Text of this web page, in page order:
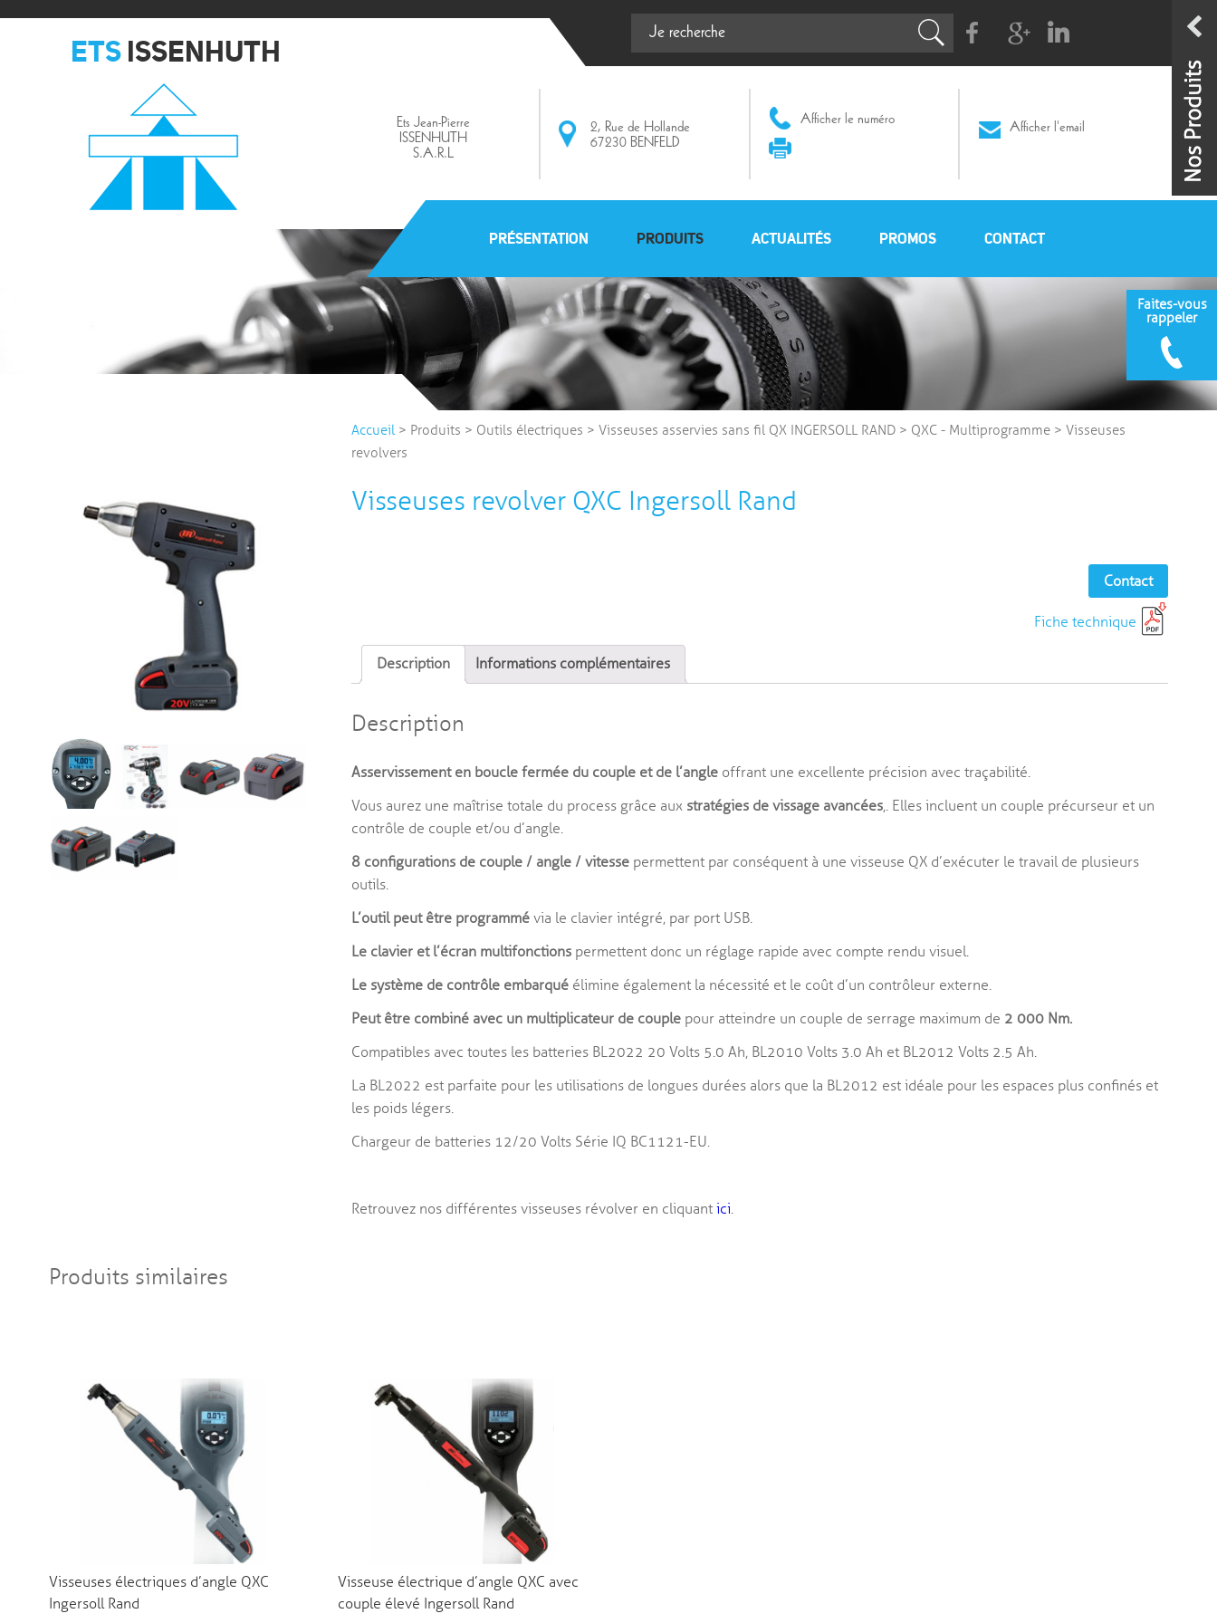
ETS ISSENHUTH Facebook
G+ Linkedin
Ets Jean-Pierre
ISSENHUTH
S.A.R.L
2, Rue de Hollande
67230 BENFELD
Afficher le numéro
Afficher l'email
PRÉSENTATION PRODUITS ACTUALITÉS PROMOS CONTACT
Accueil> Produits > Outils électriques > Visseuses asservies sans fil QX INGERSOLL RAND> QXC - Multiprogramme> Visseuses
revolvers
Visseuses revolver QXC Ingersoll Rand
Contact
Fiche technique
Faites-vous
rappeler
Description Informations complémentaires
Description
Asservissement en boucle fermée du couple et de l’angle offrant une excellente précision avec traçabilité.
Vous aurez une maîtrise totale du process grâce aux stratégies de vissage avancées,. Elles incluent un couple précurseur et un
contrôle de couple et/ou d’angle.
8 configurations de couple / angle / vitessepermettent par conséquent à une visseuse QX d’exécuter le travail de plusieurs
outils.
L’outil peut être programmé via le clavier intégré, par port USB.
Le clavier et l’écran multifonctions permettent donc un réglage rapide avec compte rendu visuel.
Le système de contrôle embarqué élimine également la nécessité et le coût d’un contrôleur externe.
Peut être combiné avec un multiplicateur de couplepour atteindre un couple de serrage maximum de 2 000 Nm.
Compatibles avec toutes les batteries BL2022 20 Volts 5.0 Ah, BL2010 Volts 3.0 Ah et BL2012 Volts 2.5 Ah.
La BL2022 est parfaite pour les utilisations de longues durées alors que la BL2012 est idéale pour les espaces plus confinés et
les poids légers.
Chargeur de batteries 12/20 Volts Série IQ BC1121-EU.
Retrouvez nos différentes visseuses révolver en cliquant ici.
Produits similaires
Visseuses électriques d’angle QXC
Ingersoll Rand
Visseuse électrique d’angle QXC avec
couple élevé Ingersoll Rand